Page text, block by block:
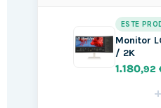
ESTE
Monitor
/ 2K
1.180,92
+